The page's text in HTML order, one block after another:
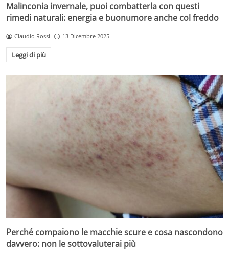
Malinconia invernale, puoi combatterla con questi
rimedi naturali: energia e buonumore anche col freddo
Claudio Rossi 13 Dicembre 2025
Leggi di più
Perché compaiono le macchie scure e cosa nascondono
davvero: non le sottovaluterai più